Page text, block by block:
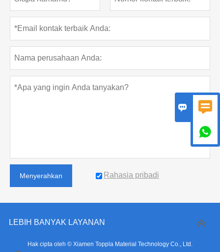
Menyerahkan Rahasia pribadi
LEBIH BANYAK LAYANAN
Hak cipta oleh © Xiamen Toppla Material Technology Co., Ltd.
 
